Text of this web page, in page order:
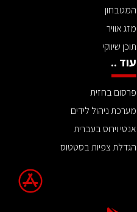
המטבחון
מזג אוויר
תוכן שיווקי
עוד ..
פרסום בחזית
מערכת ניהול לידים
אנטי וירוס בעברית
הגדלת צפיות בסטטוס